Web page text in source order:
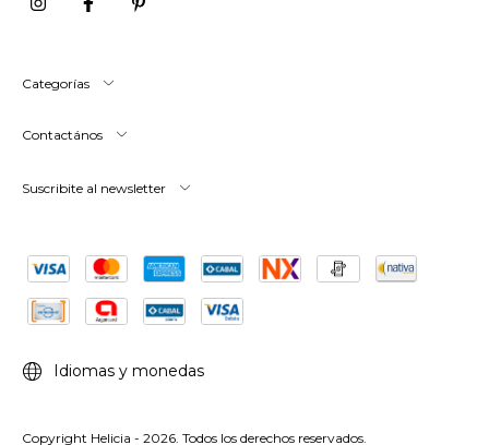
Categorías
Contactános
Suscribite al newsletter
Idiomas y monedas
Copyright Helicia - 2026. Todos los derechos reservados.